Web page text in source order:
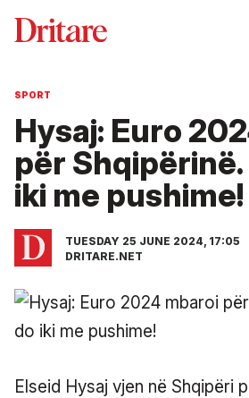
SPORT
Hysaj: Euro
për Shqipërinë.
iki me pushime!
TUESDAY 25 JUNE 2024, 17:05
DRITARE.NET
Elseid Hysaj vjen në Shqipëri